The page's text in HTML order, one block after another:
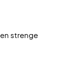
strenge